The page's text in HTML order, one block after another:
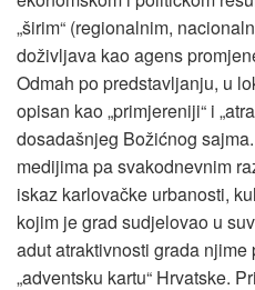
„širim“ (regionalnim,
doživljava kao agens
Odmah po predstavljanju, u
opisan kao „primjereniji“ i
dosadašnjeg Božićnog
medijima pa svakodnevnim
iskaz karlovačke urbanosti,
kojim je grad sudjelovao u
adut atraktivnosti grada
„adventsku kartu“ Hrvatske.